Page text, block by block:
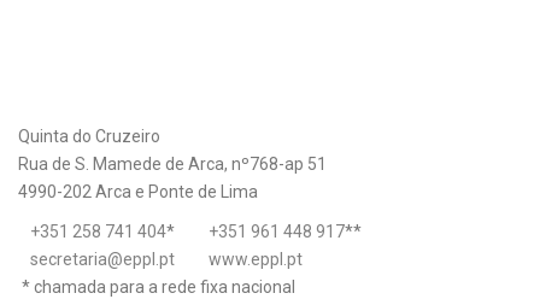
Quinta do Cruzeiro
Rua de S. Mamede de Arca, nº768-ap 51
4990-202 Arca e Ponte de Lima
+351 258 741 404* +351 961 448 917**
secretaria@eppl.pt
www.eppl.pt
* chamada para a rede fixa nacional